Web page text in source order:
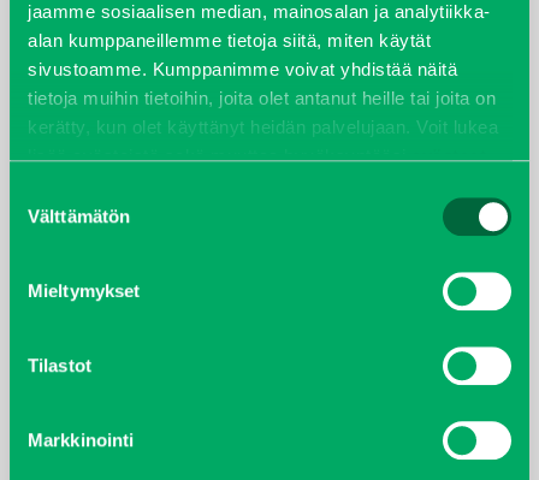
jaamme sosiaalisen median, mainosalan ja analytiikka-
alan kumppaneillemme tietoja siitä, miten käytät
sivustoamme. Kumppanimme voivat yhdistää näitä
tietoja muihin tietoihin, joita olet antanut heille tai joita on
kerätty, kun olet käyttänyt heidän palvelujaan. Voit lukea
lisää evästeistä sekä muuttaa hyväksyntääsievästeet
valinta
Välttämätön
Mieltymykset
Tilastot
Markkinointi
joulukuu 2022
huhtikuu 2022
helmikuu 2022
joulukuu 2021
lokakuu 2021